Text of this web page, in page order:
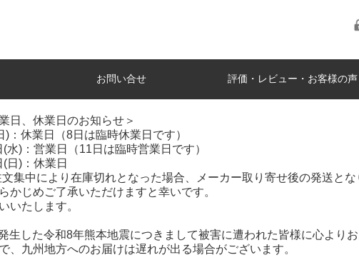
お問い合せ 評価・レビュー・お客様の声
日、休業日のお知らせ＞
：休業日（8日は臨時休業日です）
水)：営業日（11日は臨時営業日です）
日)：休業日
集中により在庫切れとなった場合、メーカー取り寄せ後の発送と
かじめご了承いただけますと幸いです。
いたします。
生した令和8年熊本地震につきまして被害に遭われた皆様に心よりお
、九州地方へのお届けは遅れが出る場合がございます。